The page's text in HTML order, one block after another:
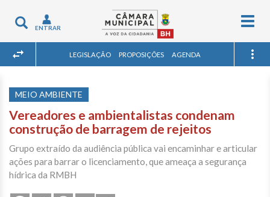
Toggle
navigation
ENTRAR
LEGISLAÇÃO PROPOSIÇÕES AGENDA
MEIO AMBIENTE
Vereadores e ambientalistas condenam
construção de barragem de rejeitos
Grupo extraído da audiência pública vai encaminhar e articular
ações para barrar o licenciamento, que ameaça a segurança
hídrica da RMBH